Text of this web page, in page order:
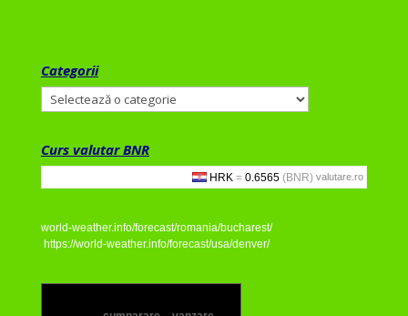
Categorii
Categorii
Curs valutar BNR
valutare.ro
world-weather.info/forecast/romania/bucharest/
https://world-weather.info/forecast/usa/denver/